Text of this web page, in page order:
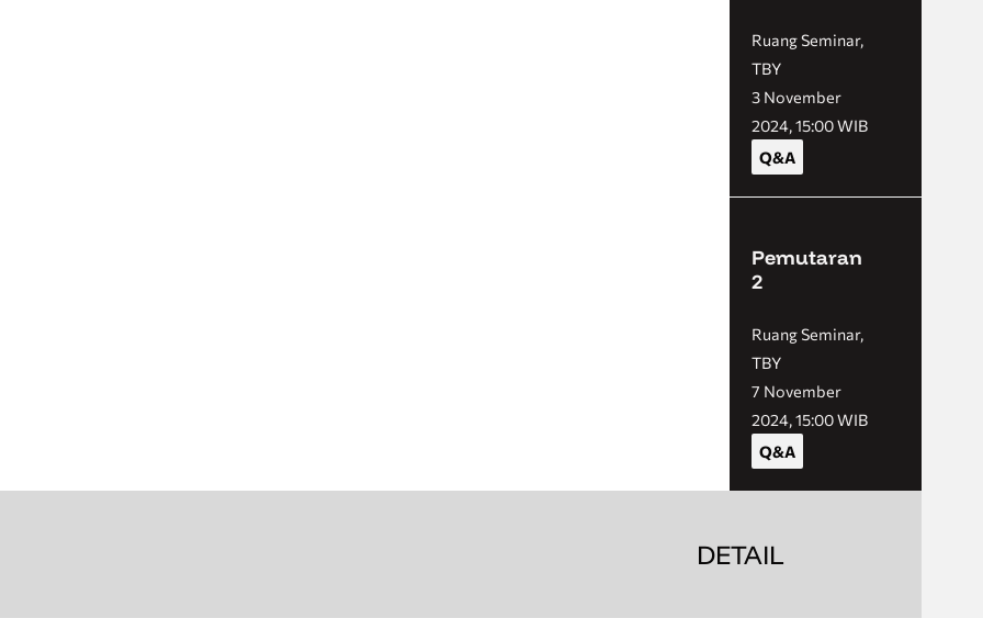
Ruang Seminar,
TBY
3 November
2024, 15:00 WIB
Q&A
Pemutaran
2
Ruang Seminar,
TBY
7 November
2024, 15:00 WIB
Q&A
DETAIL